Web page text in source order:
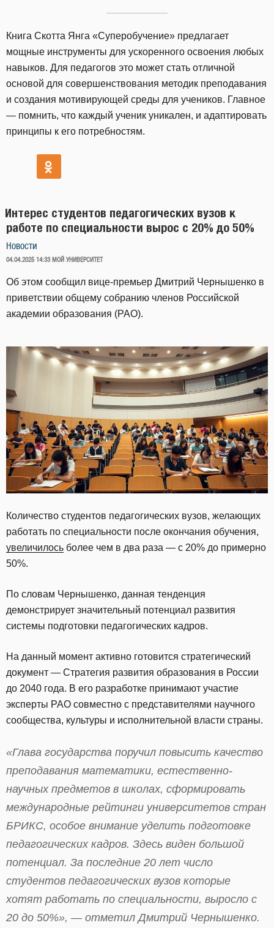
Книга Скотта Янга «Суперобучение» предлагает
мощные инструменты для ускоренного освоения любых
навыков. Для педагогов это может стать отличной
основой для совершенствования методик преподавания
и создания мотивирующей среды для учеников. Главное
— помнить, что каждый ученик уникален, и адаптировать
принципы к его потребностям.
Интерес студентов педагогических вузов к
работе по специальности вырос с 20% до 50%
Новости
ОПУБЛИКОВАНО
04.04.2025 14:33 МОЙ УНИВЕРСИТЕТ
Об этом сообщил вице-премьер Дмитрий Чернышенко в
приветствии общему собранию членов Российской
академии образования (РАО).
Количество студентов педагогических вузов, желающих
работать по специальности после окончания обучения,
увеличилось более чем в два раза — с 20% до примерно
50%.
По словам Чернышенко, данная тенденция
демонстрирует значительный потенциал развития
системы подготовки педагогических кадров.
На данный момент активно готовится стратегический
документ — Стратегия развития образования в России
до 2040 года. В его разработке принимают участие
эксперты РАО совместно с представителями научного
сообщества, культуры и исполнительной власти страны.
«Глава государства поручил повысить качество
преподавания математики, естественно-
научных предметов в школах, сформировать
международные рейтинги университетов стран
БРИКС, особое внимание уделить подготовке
педагогических кадров. Здесь виден большой
потенциал. За последние 20 лет число
студентов педагогических вузов которые
хотят работать по специальности, выросло с
20 до 50%», — отметил Дмитрий Чернышенко.